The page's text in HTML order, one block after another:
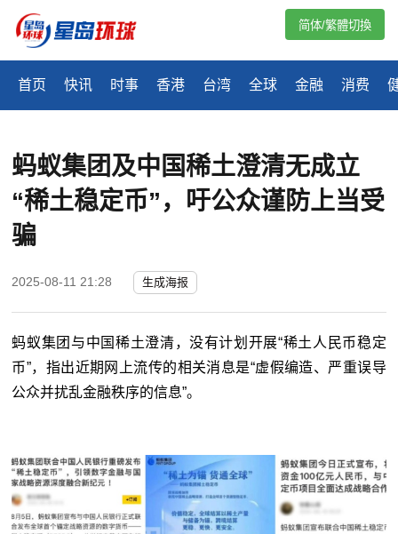
首页 快讯 时事 香港 台湾 全球 金融 消费
简体/繁體切換
蚂蚁集团及中国稀土澄清无成立
“稀土稳定币”，吁公众谨防上当受
骗
2025-08-11 21:28 生成海报
蚂蚁集团与中国稀土澄清，没有计划开展“稀土人民币稳定
币”，指出近期网上流传的相关消息是“虚假编造、严重误导
公众并扰乱金融秩序的信息”。